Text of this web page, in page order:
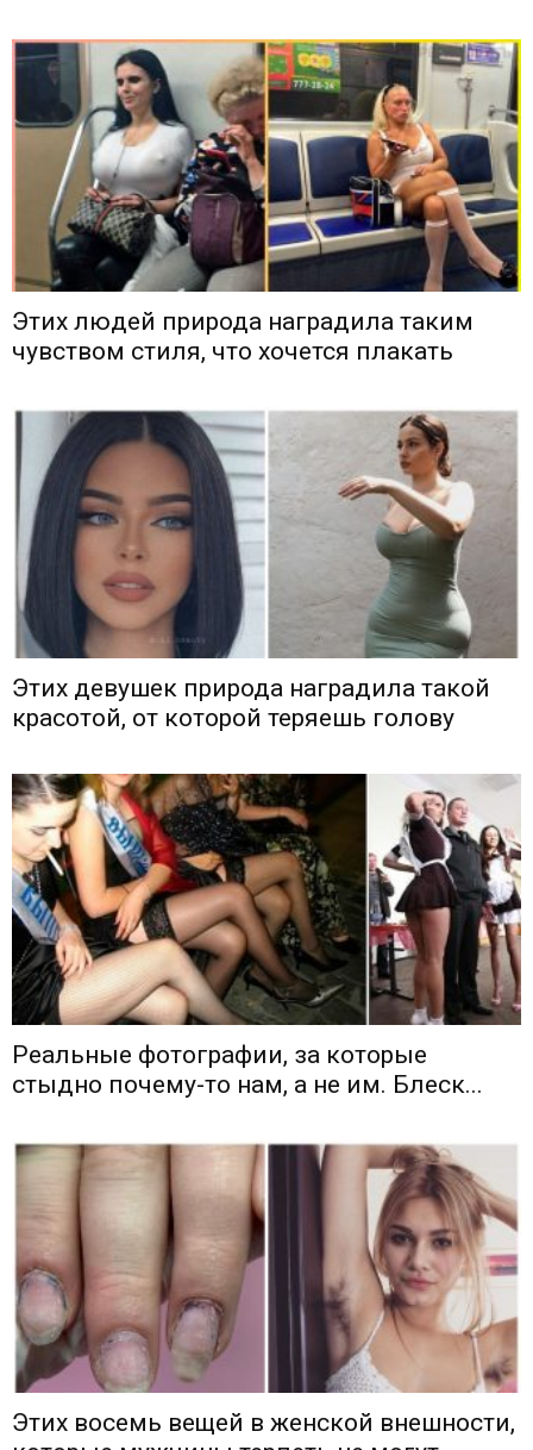
Этих людей природа наградила таким
чувством стиля, что хочется плакать
Этих девушек природа наградила такой
красотой, от которой теряешь голову
Реальные фотографии, за которые
стыдно почему-то нам, а не им. Блеск...
Этих восемь вещей в женской внешности,